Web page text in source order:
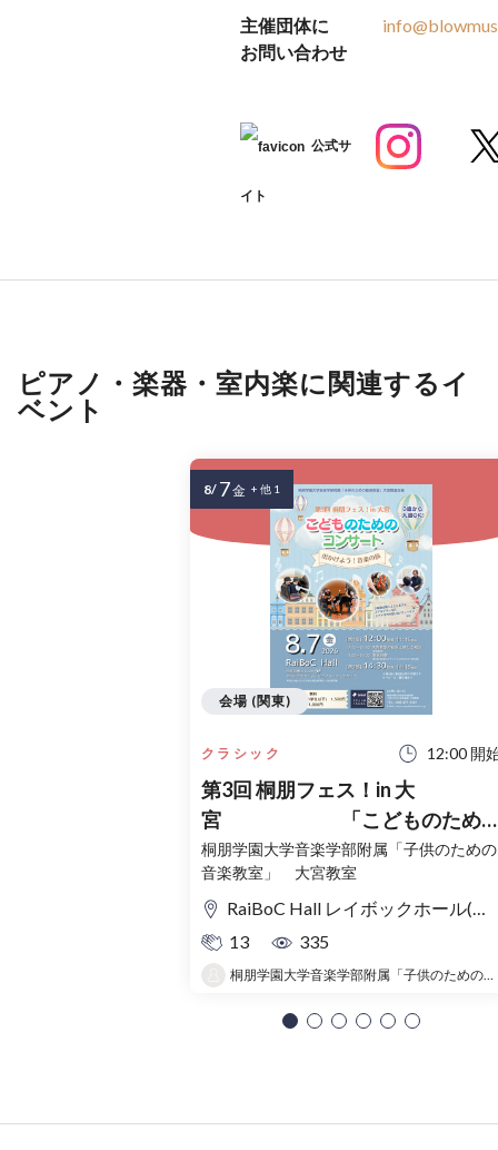
主催団体に
お問い合わせ
公式サ
イト
ピアノ・楽器・室内楽に関連するイ
ベント
クラシック 12:00 開
第3回 桐朋フェス！in 大
宮 「こどものため
コンサート」〜出かけよう！音
の旅〜
桐朋学園大学音楽学部附属「子供のための
音楽教室」 大宮教室
RaiBoC Hall レイボックホール(市民会館おおみや) 5F リハーサルルーム・レクリエーションルーム
13
335
桐朋学園大学音楽学部附属「子供のための音楽教室 」大宮教室
会場 (関東)
8/ 7金 + 他 1